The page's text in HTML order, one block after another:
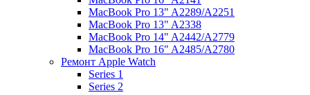
MacBook Pro 13" A2289/A2251
MacBook Pro 13" A2338
MacBook Pro 14" A2442/A2779
MacBook Pro 16" A2485/A2780
Ремонт Apple Watch
Series 1
Series 2